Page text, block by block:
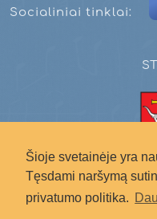
Šioje svetainėje yra
Tęsdami naršymą
privatumo politika.
Socialiniai tinklai:
Kauno